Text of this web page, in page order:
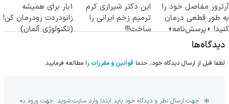
آرتروز مفاصل خود را
به طور قطعی درمان
کنید! ◗پرسش‌نامه◖
این دکتر شیرازی کرم
ترمیم زخم ایرانی را
ساخت!!!
1بار برای همیشه
زانودردت رودرمان کن!
(تکنولوژی آلمان)
دیدگاه‌ها
لطفا قبل از ارسال دیدگاه خود، حتما قوانین و مقررات را مطالعه فرمایید.
جهت ارسال نظر و دیدگاه خود باید ابتدا وارد سایت شوید. جهت ورود به